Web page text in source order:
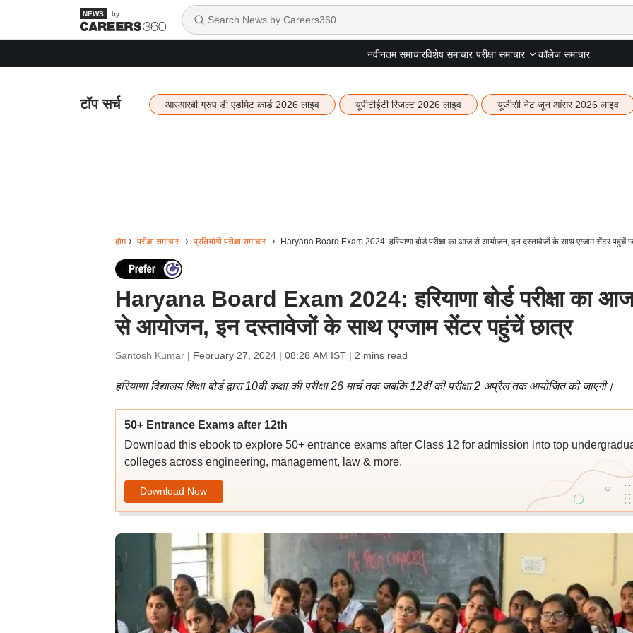
by
नवीनतम समाचारविशेष समाचार परीक्षा समाचार कॉलेज समाचार
टॉप सर्च आरआरबी ग्रुप डी एडमिट कार्ड 2026 लाइव यूपीटीईटी रिजल्ट 2026 लाइव यूजीसी नेट जून आंसर 2026 लाइव
होम परीक्षा समाचार प्रतियोगी परीक्षा समाचार Haryana Board Exam 2024: हरियाणा बोर्ड परीक्षा का आज से आयोजन, इन दस्तावेजों के साथ एग्जाम सेंटर पहुंचें
Haryana Board Exam 2024: हरियाणा बोर्ड परीक्षा का
से आयोजन, इन दस्तावेजों के साथ एग्जाम सेंटर पहुंचें छात्र
Santosh Kumar | February 27, 2024 | 08:28 AM IST| 2 mins read
हरियाणा विद्यालय शिक्षा बोर्ड द्वारा 10वीं कक्षा की परीक्षा 26 मार्च तक जबकि 12वीं की परीक्षा 2 अप्रैल तक आयोजित की जाएगी।
50+ Entrance Exams after 12th
Download this ebook to explore 50+ entrance exams after Class 12 for admission into top
colleges across engineering, management, law & more.
Download Now